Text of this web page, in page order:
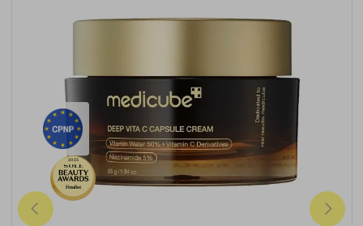
2025
Finalist